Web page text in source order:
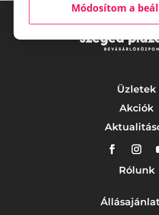
Üzletek
Akciók
Rólunk
Módosítom a